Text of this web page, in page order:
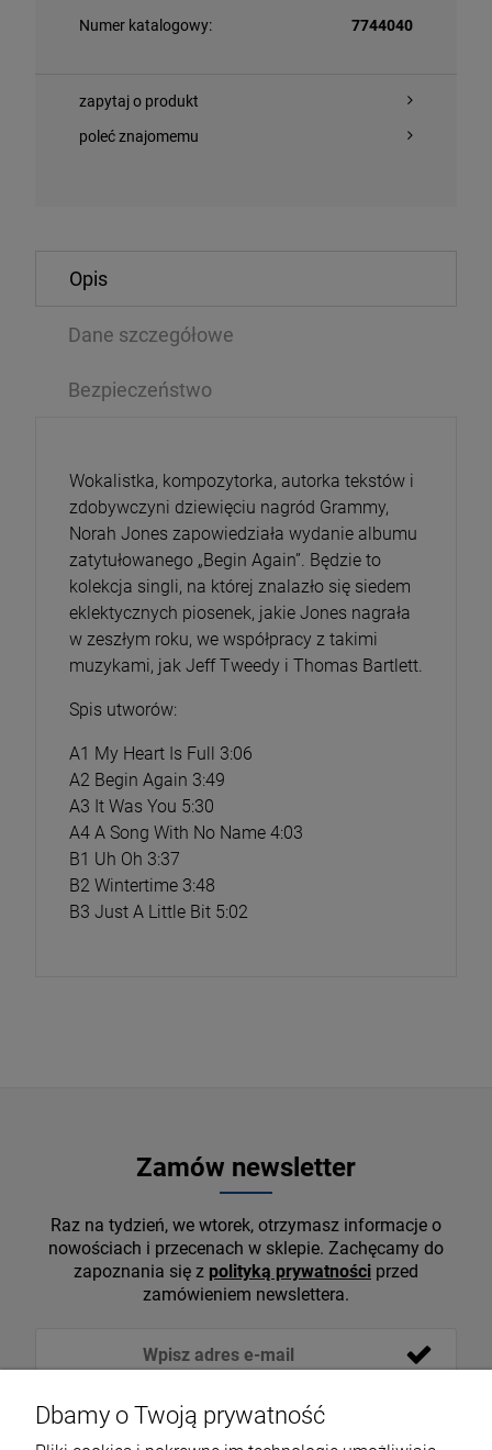
Numer katalogowy:
7744040
zapytaj o produkt
poleć znajomemu
Opis
Dane szczegółowe
Bezpieczeństwo
Wokalistka, kompozytorka, autorka tekstów i
zdobywczyni dziewięciu nagród Grammy,
Norah Jones zapowiedziała wydanie albumu
zatytułowanego „Begin Again”. Będzie to
kolekcja singli, na której znalazło się siedem
eklektycznych piosenek, jakie Jones nagrała
w zeszłym roku, we współpracy z takimi
muzykami, jak Jeff Tweedy i Thomas Bartlett.
Spis utworów:
A1 My Heart Is Full 3:06
A2 Begin Again 3:49
A3 It Was You 5:30
A4 A Song With No Name 4:03
B1 Uh Oh 3:37
B2 Wintertime 3:48
B3 Just A Little Bit 5:02
Zamów newsletter
Raz na tydzień, we wtorek, otrzymasz informacje o
nowościach i przecenach w sklepie. Zachęcamy do
zapoznania się z polityką prywatności przed
zamówieniem newslettera.
Dbamy o Twoją prywatność